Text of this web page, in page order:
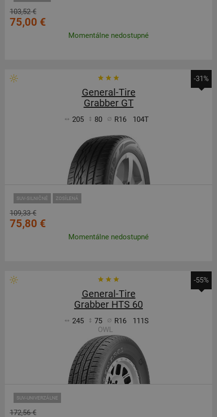
103,52 €
75,00 €
Momentálne nedostupné
-31%
General-Tire
Grabber GT
205 80 R16 104T
SUV-SILNIČNÉ ZOSÍLENÁ
109,33 €
75,80 €
Momentálne nedostupné
-55%
General-Tire
Grabber HTS 60
245 75 R16
111S
OWL
SUV-UNIVERZÁLNE
172,56 €